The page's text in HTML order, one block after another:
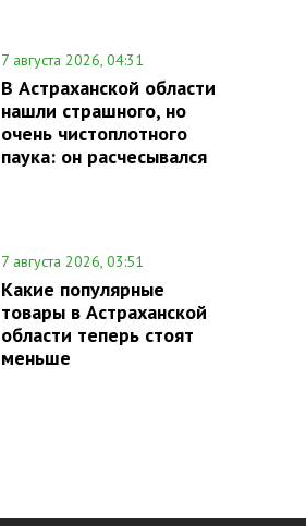
7 августа 2026, 04:31
В Астраханской области
нашли страшного, но
очень чистоплотного
паука: он расчесывался
7 августа 2026, 03:51
Какие популярные
товары в Астраханской
области теперь стоят
меньше